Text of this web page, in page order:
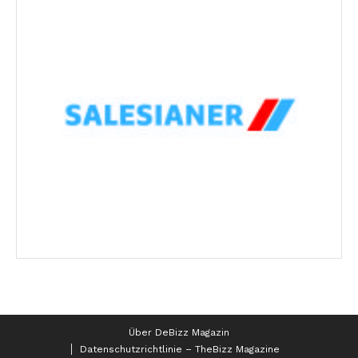
Über DeBizz Magazin
Datenschutzrichtlinie – TheBizz Magazine